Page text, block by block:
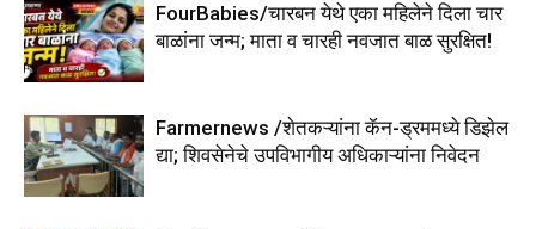
FourBabies/चारबन येथे एका महिलेने दिला चार
बाळांना जन्म; माता व चारही नवजात बाळ सुरक्षित!
Farmernews /शेतकऱ्यांना कॅन-ड्रममध्ये डिझेल
द्या; शिवसेनेचे उपविभागीय अधिकाऱ्यांना निवेदन